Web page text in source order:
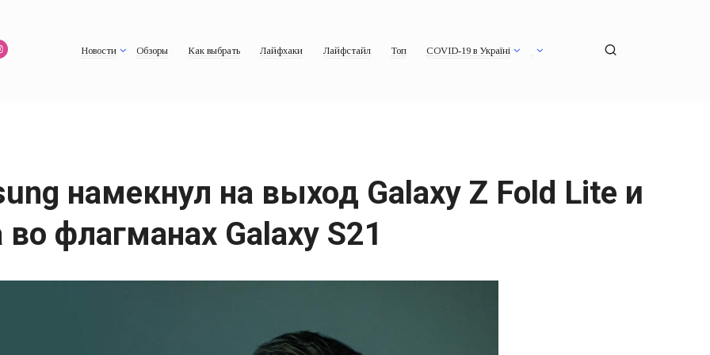
Новости Обзоры Как выбрать Лайфхаки Лайфстайл Топ COVID-19 в Україні
намекнул на выход Galaxy Z Fold Lite и
флагманах Galaxy S21